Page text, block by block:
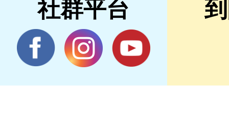
社群平台